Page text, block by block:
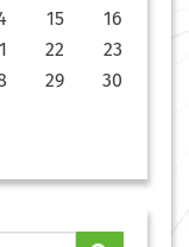
15
16
22
23
29
30